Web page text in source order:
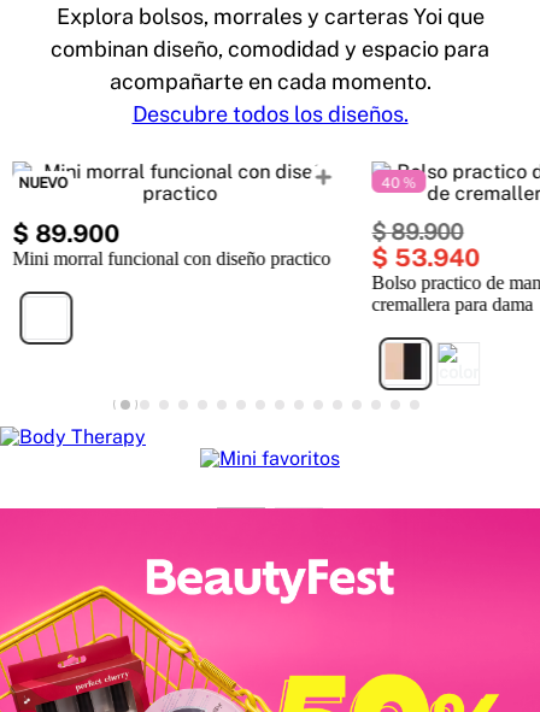
Explora bolsos, morrales y carteras Yoi que
combinan diseño, comodidad y espacio para
acompañarte en cada momento.
Descubre todos los diseños.
NUEVO
$ 89.900
Mini morral funcional con diseño practico
40 %
$89.900
$ 53.940
Bolso practico de
cremallera para dama